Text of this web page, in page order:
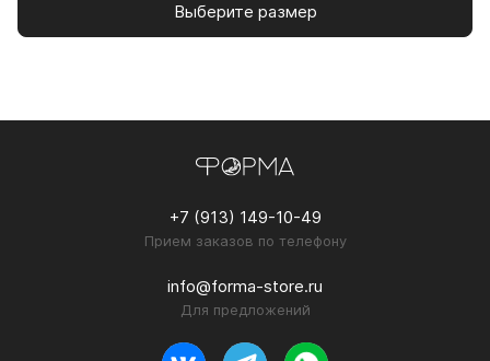
Выберите размер
+7 (913) 149-10-49
Прием заказов по телефону
info@forma-store.ru
Для предложений